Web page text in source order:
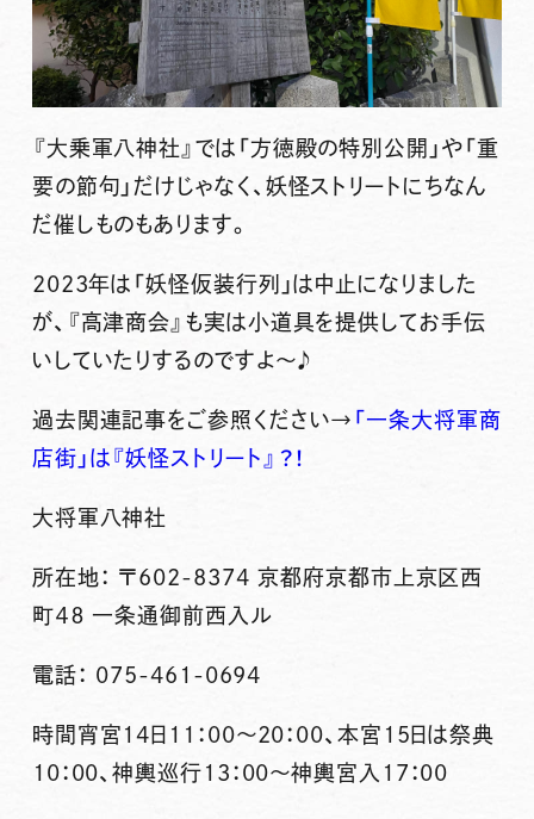
『大乗軍八神社』では「方徳殿の特別公開」や「重
要の節句」だけじゃなく、妖怪ストリートにちなん
だ催しものもあります。
2023年は「妖怪仮装行列」は中止になりました
が、『高津商会』も実は小道具を提供してお手伝
いしていたりするのですよ〜♪
過去関連記事をご参照ください→ 「一条大将軍商
店街」は『妖怪ストリート』？！
大将軍八神社
所在地： 〒602-8374 京都府京都市上京区西
町４８ 一条通御前西入ル
電話： 075-461-0694
時間宵宮14日11：00〜20：00、本宮15日は祭典
10：00、神輿巡行13：00～神輿宮入17：00